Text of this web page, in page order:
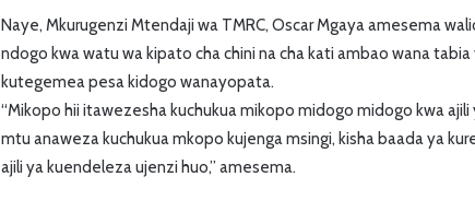
Naye, Mkurugenzi Mtendaji wa TMRC, Oscar Mgaya amesema
ndogo kwa watu wa kipato cha chini na cha kati ambao wana
kutegemea pesa kidogo wanayopata.
“Mikopo hii itawezesha kuchukua mikopo midogo midogo kwa
mtu anaweza kuchukua mkopo kujenga msingi, kisha baada ya
ajili ya kuendeleza ujenzi huo,” amesema.